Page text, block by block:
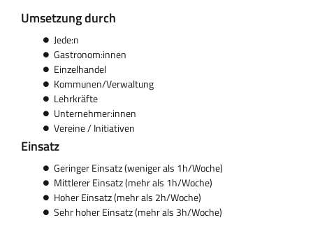
Umsetzung durch
Jede:n
Gastronom:innen
Einzelhandel
Kommunen/Verwaltung
Lehrkräfte
Unternehmer:innen
Vereine / Initiativen
Einsatz
Geringer Einsatz (weniger als 1h/Woche)
Mittlerer Einsatz (mehr als 1h/Woche)
Hoher Einsatz (mehr als 2h/Woche)
Sehr hoher Einsatz (mehr als 3h/Woche)